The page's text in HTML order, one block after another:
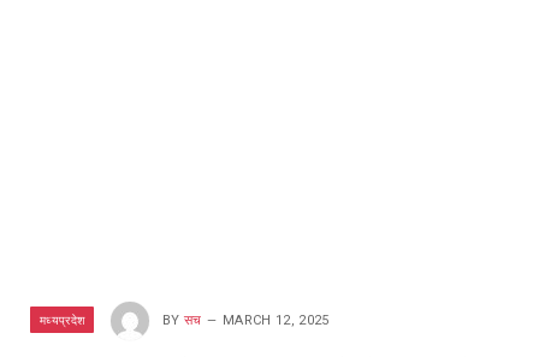
मध्यप्रदेश BY सच MARCH 12, 2025